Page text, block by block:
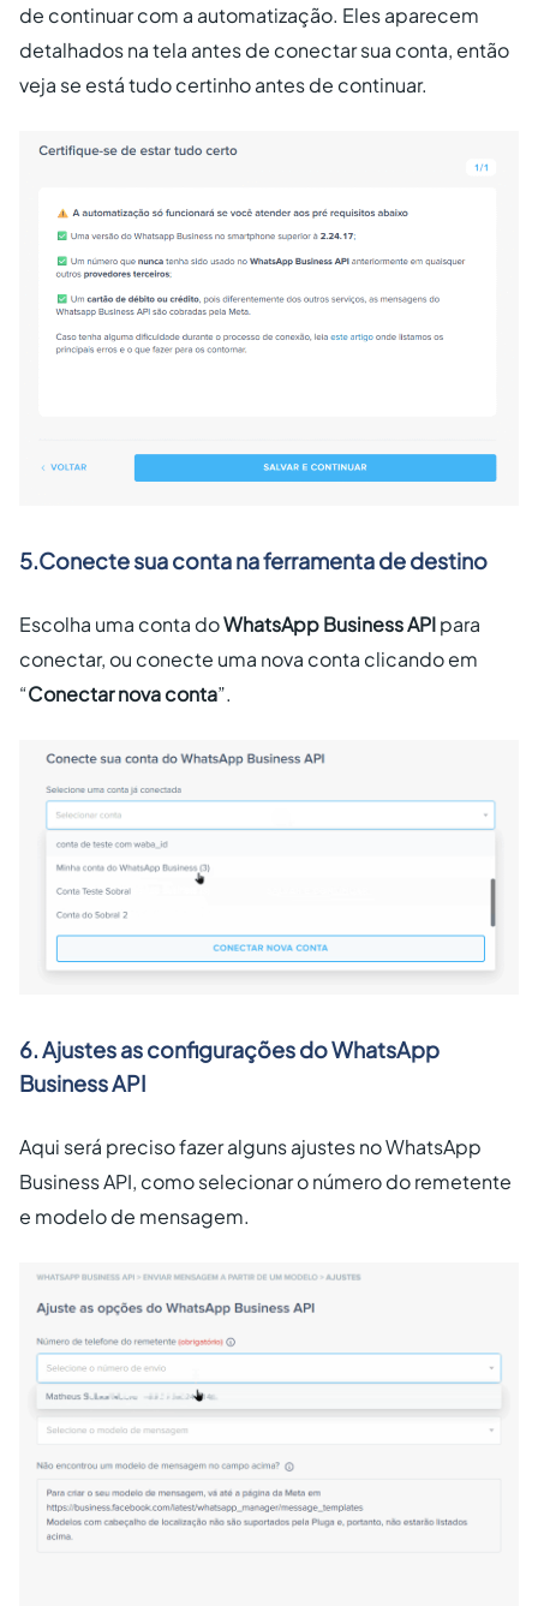
de continuar com a automatização. Eles aparecem
detalhados na tela antes de conectar sua conta, então
veja se está tudo certinho antes de continuar.
5.Conecte sua conta na ferramenta de destino
Escolha uma conta doWhatsApp Business APIpara
conectar, ou conecte uma nova conta clicando em
“Conectar nova conta”.
6. Ajustes as configurações do WhatsApp
Business API
Aqui será preciso fazer alguns ajustes no WhatsApp
Business API, como selecionar o número do remetente
e modelo de mensagem.